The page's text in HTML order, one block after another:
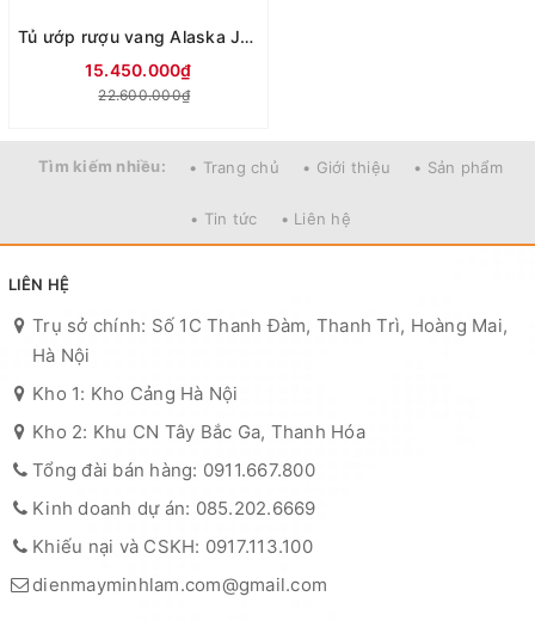
Tủ ướp rượu vang Alaska JC-100
15.450.000₫
22.600.000₫
Tìm kiếm nhiều: • Trang chủ • Giới thiệu • Sản phẩm
• Tin tức • Liên hệ
LIÊN HỆ
Trụ sở chính: Số 1C Thanh Đàm, Thanh Trì, Hoàng Mai,
Hà Nội
Kho 1: Kho Cảng Hà Nội
Kho 2: Khu CN Tây Bắc Ga, Thanh Hóa
Tổng đài bán hàng: 0911.667.800
Kinh doanh dự án: 085.202.6669
Khiếu nại và CSKH: 0917.113.100
dienmayminhlam.com@gmail.com